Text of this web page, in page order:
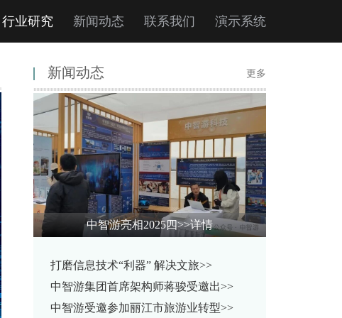
行业研究 新闻动态 联系我们 演示系统
新闻动态 更多
中智游亮相2025四>>详情
打磨信息技术“利器” 解决文旅>>
中智游集团首席架构师蒋骏受邀出>>
中智游受邀参加丽江市旅游业转型>>